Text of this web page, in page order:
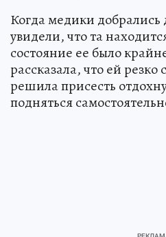
Когда медики
увидели, что та
состояние ее было
рассказала, что ей резко
решила присесть
подняться